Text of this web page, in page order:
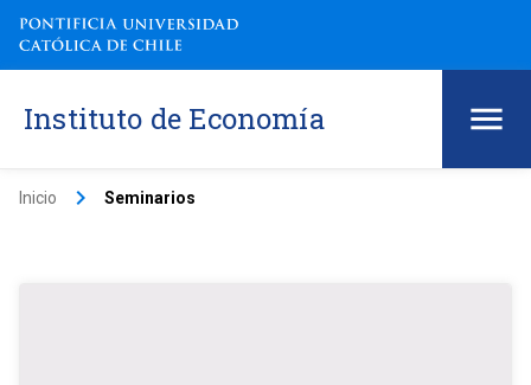
Instituto de Economía
Inicio keyboard_arrow_right Seminarios